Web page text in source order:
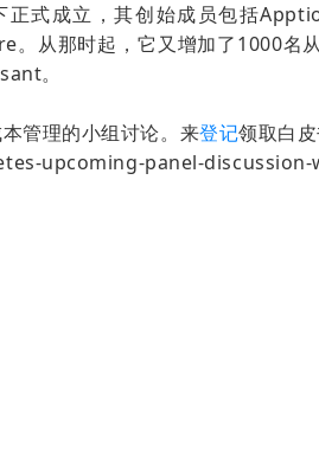
式成立，其创始成员包括
从那时起，它又增加了1000名
。
管理的小组讨论。来登记领取白皮
upcoming-panel-